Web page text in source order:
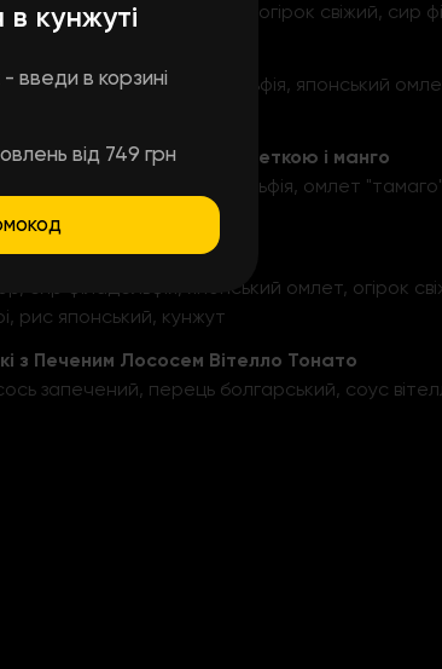
атлантичний, авокадо, огірок свіжий, сир
лосось, сир філадельфія, японський
рис японський
з тигровою креветкою і манго
тигрова, сир філадельфія, омлет
норі, рис японський
з вугрем
сир філадельфія, японський омлет, огірок
рис японський, кунжут
з Печеним Лососем Вітелло Тонато
запечений, перець болгарський, соус
кунжуті
в корзині
від 749 грн